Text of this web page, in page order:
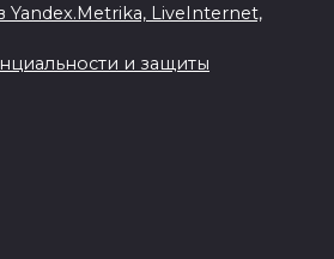
LiveInternet,
и защиты